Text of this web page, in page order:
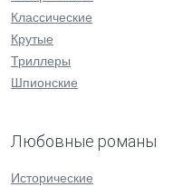
Классические
Крутые
Триллеры
Шпионские
Любовные романы
Исторические